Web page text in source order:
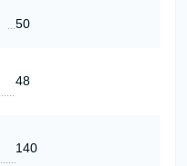
50
48
140